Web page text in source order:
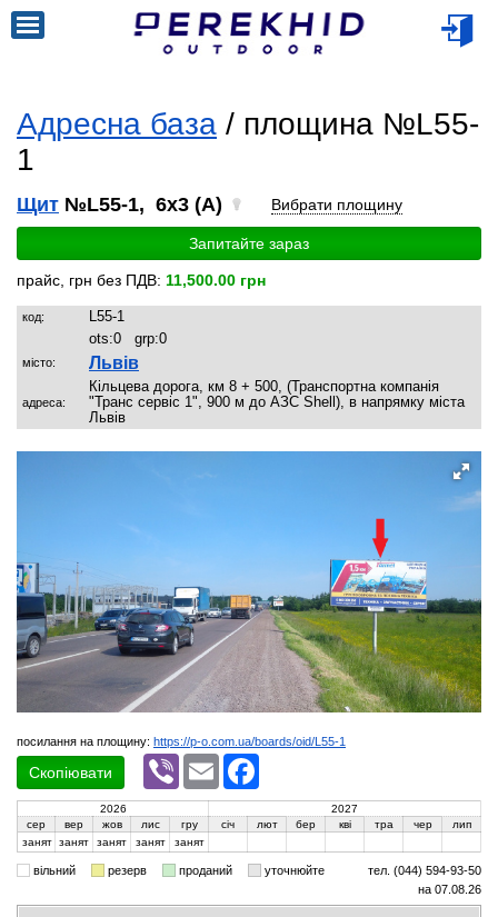
Адресна база / площина №L55-
1
Щит №L55-1, 6x3 (A) Вибрати площину
Запитайте зараз
прайс, грн без ПДВ: 11,500.00 грн
код:
L55-1
ots:0 grp:0
місто: Львів
адреса:
Кільцева дорога, км 8 + 500, (Транспортна компанія
"Транс сервіс 1", 900 м до АЗС Shell), в напрямку міста
Львів
посилання на площину: https://p-o.com.ua/boards/oid/L55-1
Скопіювати
Viber Email
2026
2027
сер
вер жов лис гру січ лют бер кві тра чер
лип
занят занят занят занят занят
вільний резерв проданий уточнюйте
тел. (044) 594-93-50
на 07.08.26